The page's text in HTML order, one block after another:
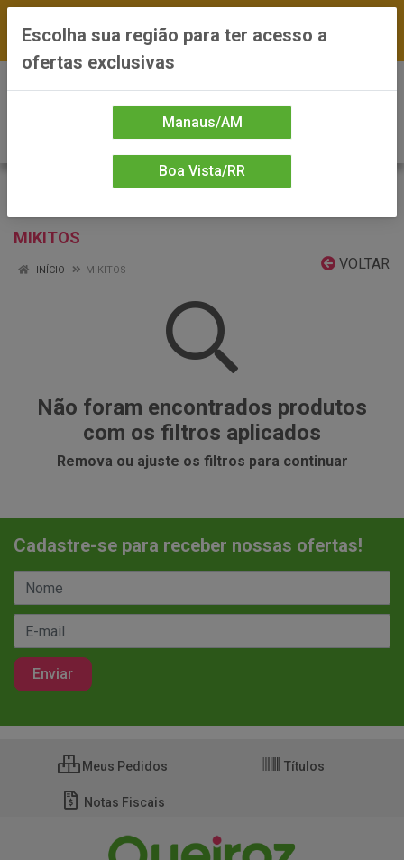
*Preços exclusivos do site — Entrega em até 24h
MIKITOS
VOLTAR
INÍCIO MIKITOS
Não foram encontrados produtos
com os filtros aplicados
Remova ou ajuste os filtros para continuar
Cadastre-se para receber nossas ofertas!
Meus Pedidos Títulos
Notas Fiscais
Escolha sua região para ter acesso a
ofertas exclusivas
Manaus/AM
Boa Vista/RR